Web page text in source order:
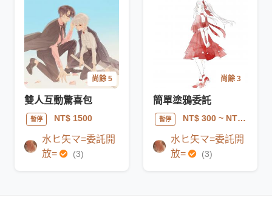
尚餘 5
雙人互動驚喜包
暫停 NT$ 1500
水ヒ矢マ=委託開
放=
(3)
尚餘 3
簡單塗鴉委託
暫停 NT$ 300~ NT$ 600
水ヒ矢マ=委託開
放=
(3)